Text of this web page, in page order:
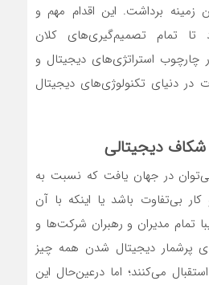
برداشت. این اقدام مهم و
تمام تصمیم‌گیری‌‌‌های کلان
استراتژی‌‌‌های دیجیتال و
در دنیای تکنولوژی‌‌‌های دیجیتال
دیجیتالی
در جهان یافت که نسبت به
بی‌‌‌تفاوت باشد یا اینکه با آن
تمام مدیران و رهبران شرکت‌ها و
پرشمار دیجیتال شدن همه چیز
می‌کنند؛ اما درعین‌‌‌حال این